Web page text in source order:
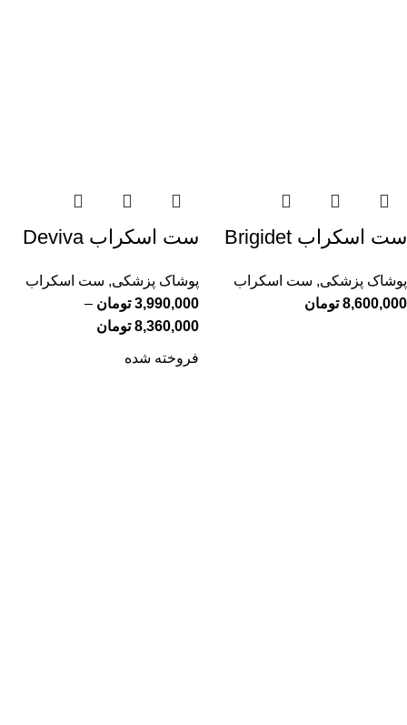
ست اسکراب Brigidet
پوشاک پزشکی, ست اسکراب
8,600,000 تومان
ست اسکراب Deviva
پوشاک پزشکی, ست اسکراب
3,990,000 تومان –
8,360,000 تومان
فروخته شده